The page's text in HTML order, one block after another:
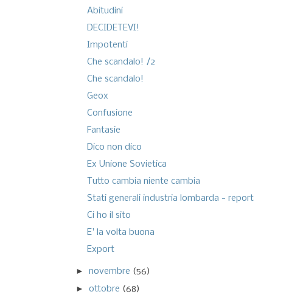
Abitudini
DECIDETEVI!
Impotenti
Che scandalo! /2
Che scandalo!
Geox
Confusione
Fantasie
Dico non dico
Ex Unione Sovietica
Tutto cambia niente cambia
Stati generali industria lombarda - report
Ci ho il sito
E' la volta buona
Export
►novembre (56)
►ottobre (68)